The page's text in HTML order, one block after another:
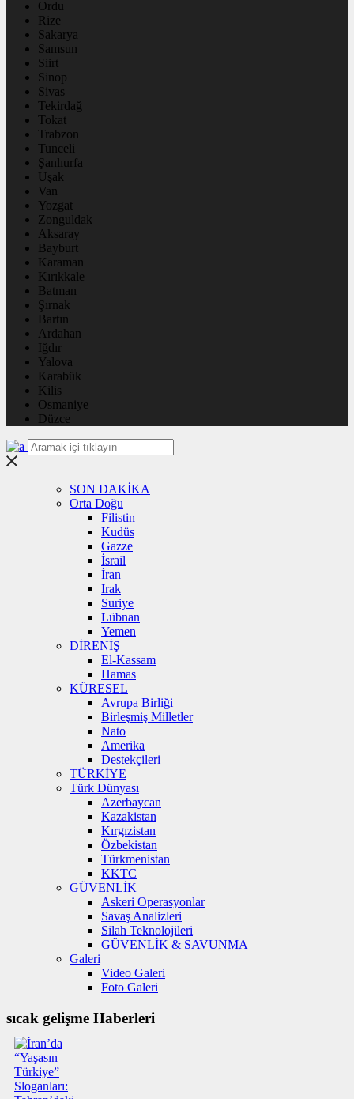
Ordu
Rize
Sakarya
Samsun
Siirt
Sinop
Sivas
Tekirdağ
Tokat
Trabzon
Tunceli
Şanlıurfa
Uşak
Van
Yozgat
Zonguldak
Aksaray
Bayburt
Karaman
Kırıkkale
Batman
Şırnak
Bartın
Ardahan
Iğdır
Yalova
Karabük
Kilis
Osmaniye
Düzce
SON DAKİKA
Orta Doğu
Filistin
Kudüs
Gazze
İsrail
İran
Irak
Suriye
Lübnan
Yemen
DİRENİŞ
El-Kassam
Hamas
KÜRESEL
Avrupa Birliği
Birleşmiş Milletler
Nato
Amerika
Destekçileri
TÜRKİYE
Türk Dünyası
Azerbaycan
Kazakistan
Kırgızistan
Özbekistan
Türkmenistan
KKTC
GÜVENLİK
Askeri Operasyonlar
Savaş Analizleri
Silah Teknolojileri
GÜVENLİK & SAVUNMA
Galeri
Video Galeri
Foto Galeri
sıcak gelişme Haberleri